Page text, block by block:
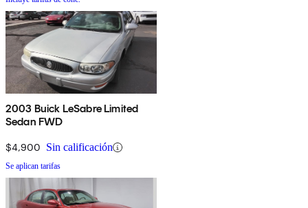
2003 Buick LeSabre Limited
Sedan FWD
$4,900 Sin calificación
Se aplican tarifas